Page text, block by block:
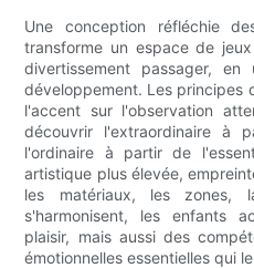
Une conception réfléchie
transforme un espace de
divertissement passager,
développement. Les principes
l'accent sur l'observation
découvrir l'extraordinaire à
l'ordinaire à partir de
artistique plus élevée,
les matériaux, les zones,
s'harmonisent, les enfants
plaisir, mais aussi des
émotionnelles essentielles qui